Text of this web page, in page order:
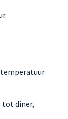
temperatuur
tot diner,